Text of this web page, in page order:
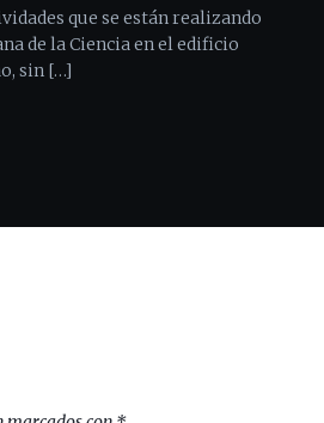
que se están realizando
de la Ciencia en el edificio
sin […]